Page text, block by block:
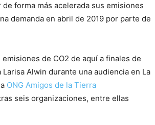
forma más acelerada sus emisiones
demanda en abril de 2019 por parte de
de CO2 de aquí a finales de
Alwin durante una audiencia en La
ONG Amigos de la Tierra
seis organizaciones, entre ellas